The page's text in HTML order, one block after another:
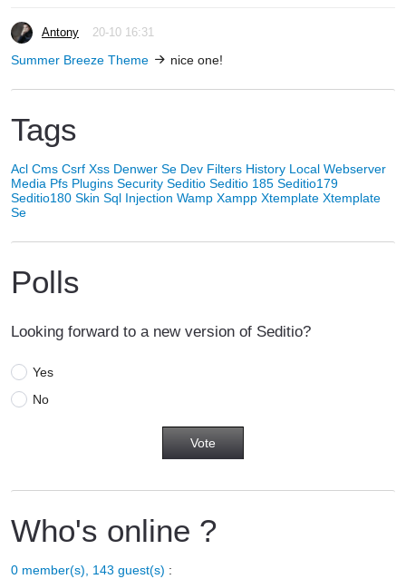
Antony 20-10 16:31
Summer Breeze Theme nice one!
Tags
Acl Cms Csrf Xss Denwer Se Dev Filters History Local Webserver
Media Pfs Plugins Security Seditio Seditio 185 Seditio179
Seditio180 Skin Sql Injection Wamp Xampp Xtemplate Xtemplate
Se
Polls
Looking forward to a new version of Seditio?
Yes
No
Who's online ?
0 member(s), 143 guest(s) :